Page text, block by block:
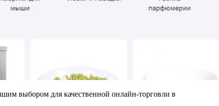
выбором для качественной онлайн-торговли в